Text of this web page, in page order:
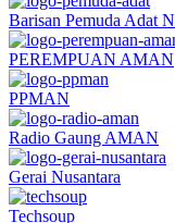
Barisan Pemuda Adat
PEREMPUAN AMAN
PPMAN
Radio Gaung AMAN
Gerai Nusantara
Techsoup